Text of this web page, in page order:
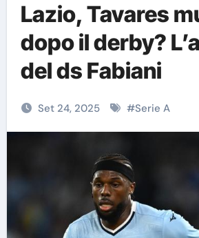
Lazio, Tavares
dopo il derby?
del ds Fabiani
Set 24, 2025 #Serie A